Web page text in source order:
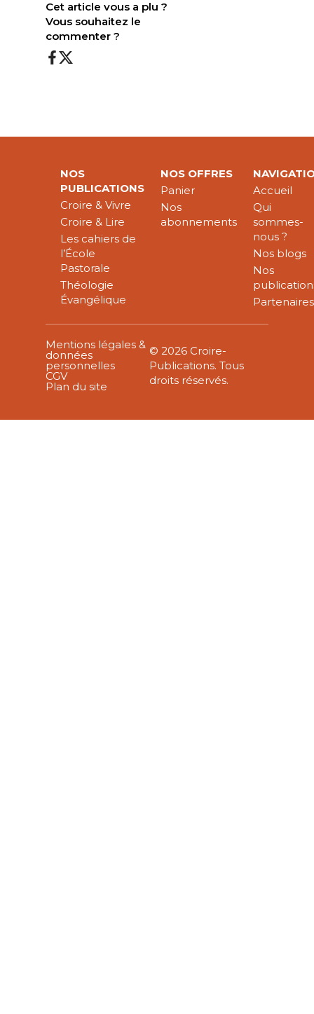
Cet article vous a plu ?
Vous souhaitez le
commenter ?
NOS
PUBLICATIONS
Croire & Vivre
Croire & Lire
Les cahiers de
l’École
Pastorale
Théologie
Évangélique
NOS OFFRES
Panier
Nos
abonnements
Accueil
Qui
sommes-
nous ?
Nos blogs
Nos
Partenaires
Mentions légales &
données
personnelles
CGV
Plan du site
© 2026 Croire-
Publications. Tous
droits réservés.